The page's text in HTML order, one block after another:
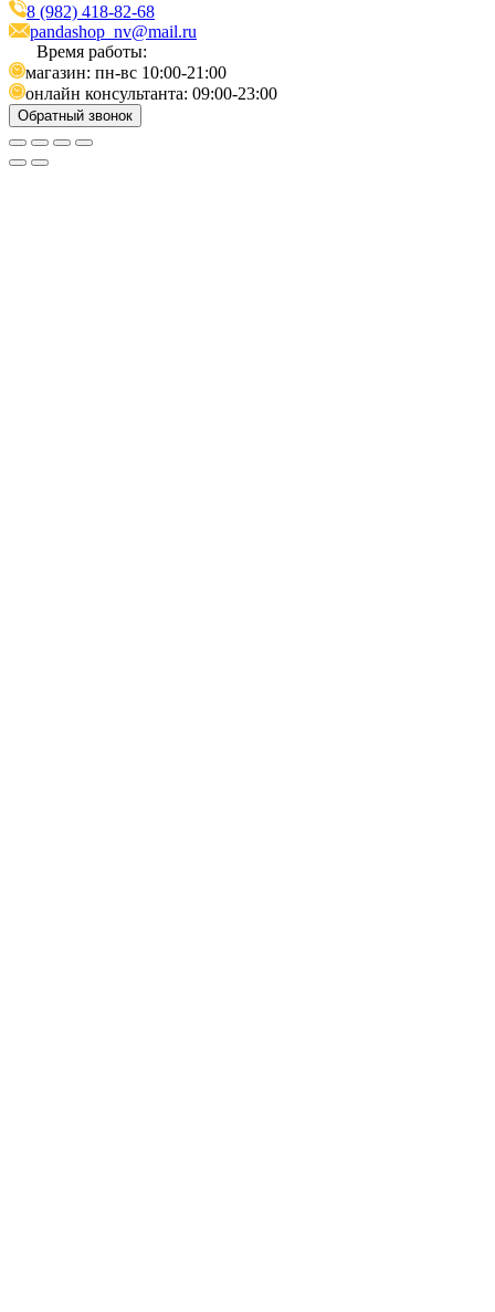
8 (982) 418-82-68
pandashop_nv@mail.ru
Время работы:
магазин: пн-вс 10:00-21:00
онлайн консультанта: 09:00-23:00
Обратный звонок